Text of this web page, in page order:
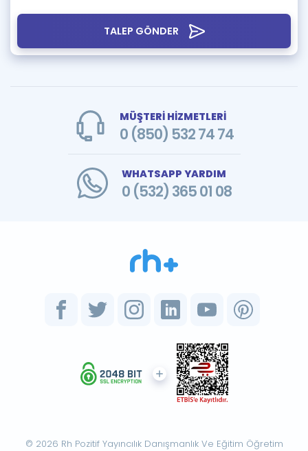
TALEP GÖNDER
MÜŞTERİ HİZMETLERİ
0 (850) 532 74 74
WHATSAPP YARDIM
0 (532) 365 01 08
© 2026 Rh Pozitif Yayıncılık Danışmanlık Ve Eğitim Öğretim